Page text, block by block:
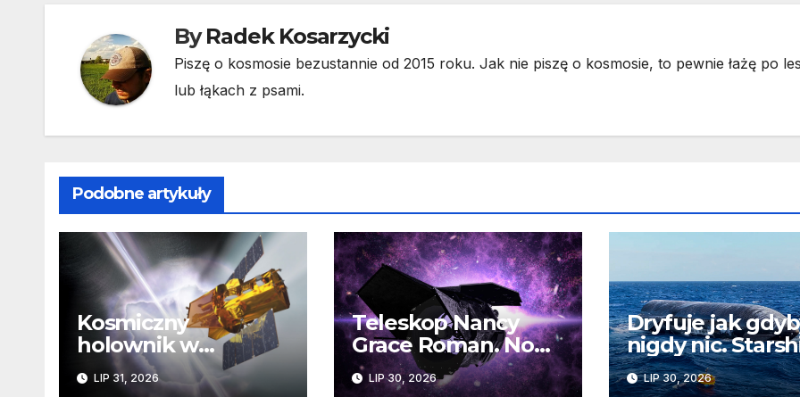
ByRadek Kosarzycki
Piszę o kosmosie bezustannie od 2015 roku. Jak nie piszę o kosmosie, to pewnie łażę po
lub łąkach z psami.
Podobne artykuły
Kosmiczny
holownik w
tarapatach. Czy
misja ratowania
LIP 31, 2026
Teleskop Nancy
Grace Roman. Nowa
era kosmicznych
odkryć już wkrótce
LIP 30, 2026
Dryfuje jak
nigdy nic.
nadal unosi się
wodach Oceanu
LIP 30, 2026